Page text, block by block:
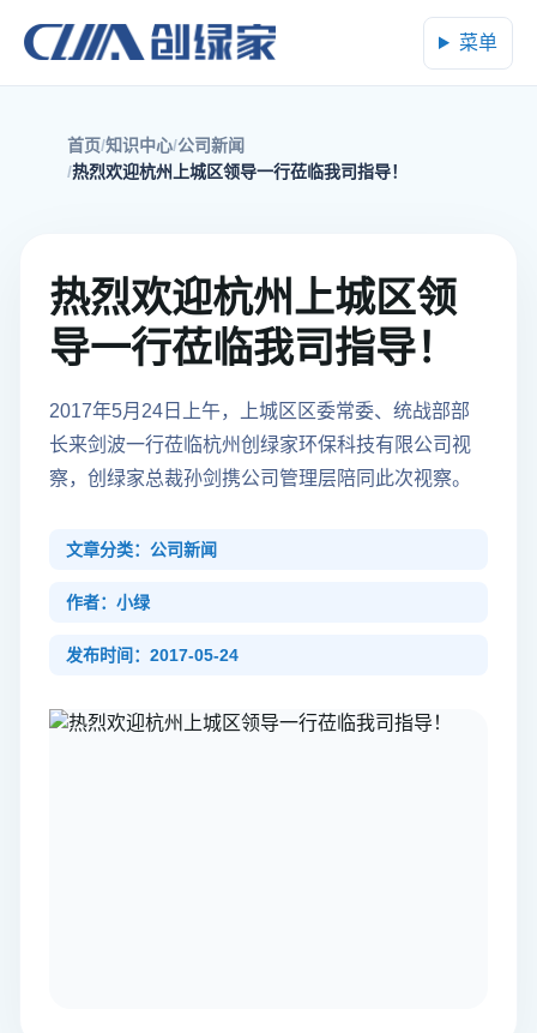
菜单
首页 知识中心 公司新闻
热烈欢迎杭州上城区领导一行莅临我司指导！
热烈欢迎杭州上城区领
导一行莅临我司指导！
2017年5月24日上午，上城区区委常委、统战部部
长来剑波一行莅临杭州创绿家环保科技有限公司视
察，创绿家总裁孙剑携公司管理层陪同此次视察。
文章分类：公司新闻
作者：小绿
发布时间：2017-05-24